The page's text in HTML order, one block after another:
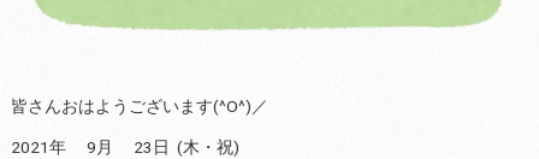
皆さんおはようございます(^O^)／
2021年 9月 23日 (木・祝)